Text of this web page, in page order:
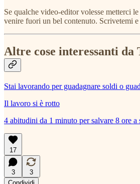
Se qualche video-editor volesse metterci
venire fuori un bel contenuto. Scrivetemi e
Altre cose interessanti da
Stai lavorando per guadagnare soldi o
Il lavoro si è rotto
4 abitudini da 1 minuto per salvare 8 ore a
17
3
3